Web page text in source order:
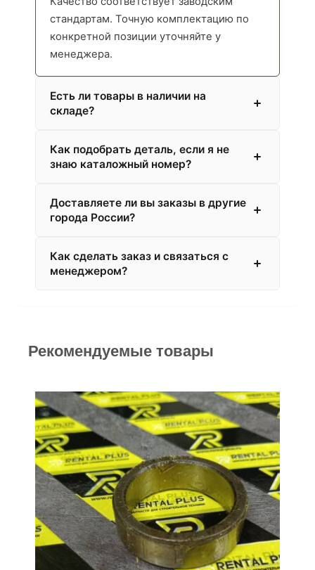
стандартам. Точную комплектацию по
конкретной позиции уточняйте у
менеджера.
Есть ли товары в наличии на
складе?
Как подобрать деталь, если я не
знаю каталожный номер?
Доставляете ли вы заказы в другие
города России?
Как сделать заказ и связаться с
менеджером?
Рекомендуемые товары